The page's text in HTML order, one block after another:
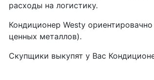
расходы на логистику.
Кондиционер Westy
ценных металлов).
Скупщики выкупят у Вас